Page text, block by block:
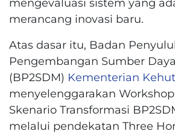
merancang inovasi baru.
Atas dasar itu, Badan
Pengembangan Sumber
(BP2SDM) Kementerian
menyelenggarakan
Skenario Transformasi
melalui pendekatan Three